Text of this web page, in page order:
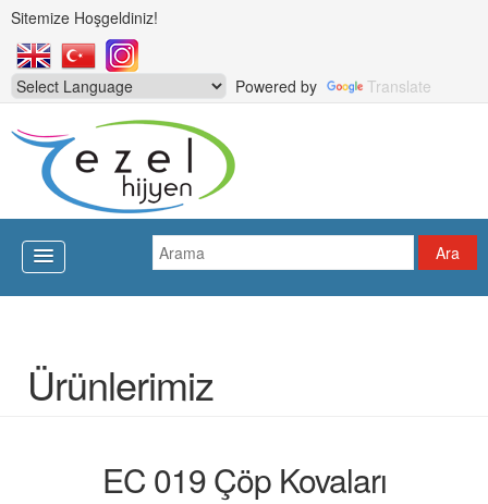
Sitemize Hoşgeldiniz!
Powered by Translate
Ürünlerimiz
EC 019 Çöp Kovaları